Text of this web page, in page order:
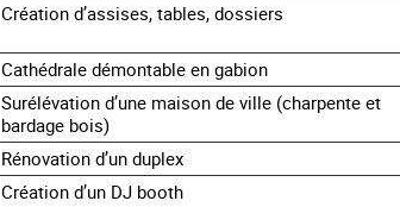
Création d’assises, tables, dossiers
Cathédrale démontable en gabion
Surélévation d’une maison de ville (charpente et
bardage bois)
Rénovation d’un duplex
Création d’un DJ booth